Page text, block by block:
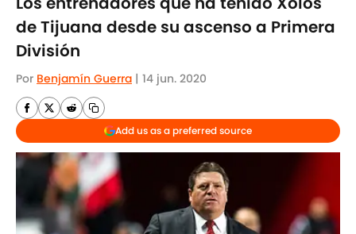
de Tijuana desde su ascenso a Primera
División
Por Benjamín Guerra | 14 jun. 2020
Add us as a preferred source